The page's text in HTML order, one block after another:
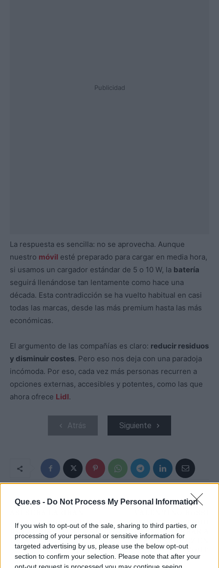
Que.es - Do Not Process My Personal Information
If you wish to opt-out of the sale, sharing to third parties, or
processing of your personal or sensitive information for
targeted advertising by us, please use the below opt-out
section to confirm your selection. Please note that after your
opt-out request is processed you may continue seeing
Publicidad
La respuesta es sencilla: no se aprovecha. Aunque
nuestro móvil esté preparado para cargar en media hora,
si usamos un cargador estándar de 5 o 10 W, la batería
seguirá llenándose tan lentamente como hace una
década. Esta contradicción se ha vuelto habitual en casi
todas las marcas, desde las más premium hasta las más
económicas.
El argumento de las compañías es claro: reducir residuos
y disminuir costes. Pero eso nos deja con una paradoja
incómoda. Por eso, cada vez más personas recurren a
opciones externas, accesibles y potentes, como las que
ahora ofrece Lidl.
Atrás Siguiente
ARTÍCULO ANTERIOR
APUESTA DE RTVE CON
EVA SORIANO PARA EL
PRIME TIME
ARTÍCULO SIGUIENTE
DISPUESTO A TODO
PARA ENTERRAR A
MARC MÁRQUEZ EN
MOTOGP